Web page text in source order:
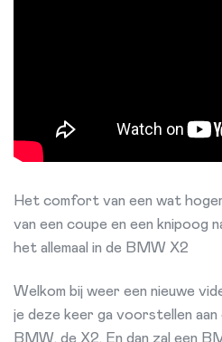
Het comfort van een wat
van een coupe en een knipoog
het allemaal in de BMW X2
Welkom bij weer een nieuwe
je deze keer ga voorstellen aan
BMW, de X2. En dan zal een